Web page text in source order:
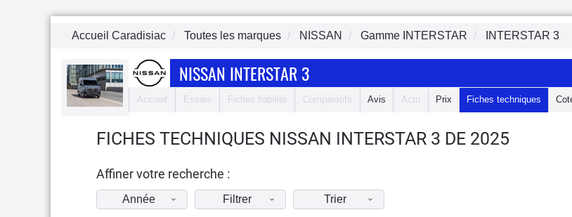
Accueil Caradisiac Toutes les marques NISSAN Gamme INTERSTAR INTERSTAR 3
NISSAN INTERSTAR 3
Accueil Essais Fiches fiabilité Comparatifs Avis Actu Prix Fiches techniques
FICHES TECHNIQUES NISSAN INTERSTAR 3 DE 2025
Affiner votre recherche :
Année Filtrer Trier